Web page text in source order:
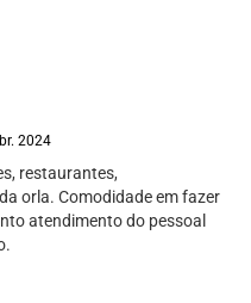
2024
restaurantes,
orla. Comodidade em fazer
atendimento do pessoal